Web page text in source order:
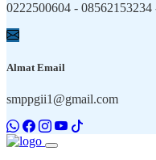
0222500604 -
Almat Email
smppgii1@gmail.com